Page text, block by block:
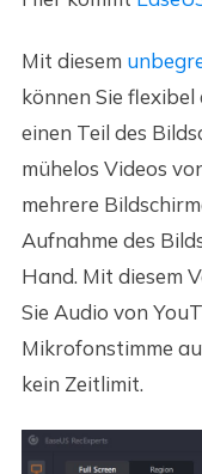
Mit diesem
können Sie
einen Teil des
mühelos Videos
mehrere
Aufnahme des
Hand. Mit diesem
Sie Audio von
Mikrofonstimme
kein Zeitlimit.